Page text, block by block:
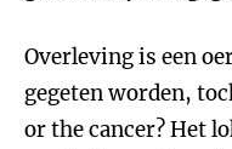
Overleving is een
gegeten worden,
or the cancer? Het